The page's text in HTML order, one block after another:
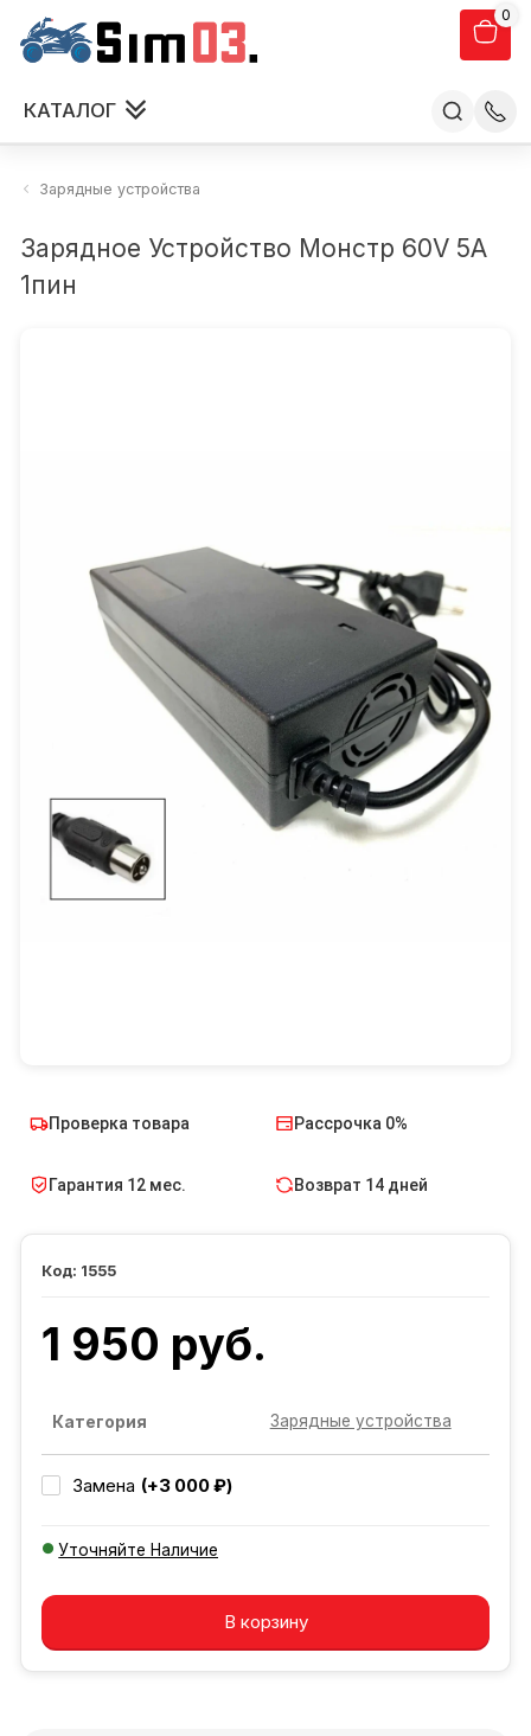
0
КАТАЛОГ
Зарядные устройства
Зарядное Устройство Монстр 60V 5A
1пин
Проверка товара Рассрочка 0%
Гарантия 12 мес. Возврат 14 дней
1555
1 950 руб.
Категория Зарядные устройства
Замена (+3 000 ₽)
Уточняйте Наличие
Добавляется...
В корзину